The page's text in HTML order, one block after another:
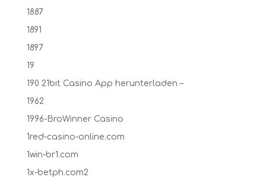
1887
1891
1897
19
190 21bit Casino App herunterladen –
1962
1996-BroWinner Casino
1red-casino-online.com
1win-br1.com
1x-betph.com2